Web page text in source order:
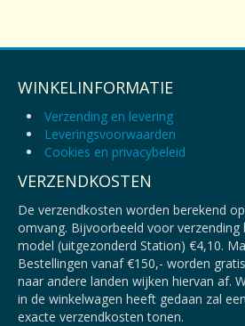
WINKELINFORMATIE
Verzending en levering
Leveringsvoorwaarden
Cookies en privacybeleid
VERZENDKOSTEN
De verzendkosten worden berekend
omvang. Bijvoorbeeld voor verzending
model (uitgezonderd Station) €4,10.
Bestellingen vanaf €150,- worden
naar andere landen wijken hiervan af.
in de winkelwagen heeft gedaan zal
exacte verzendkosten tonen.